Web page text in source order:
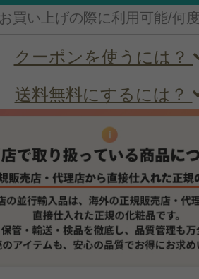
買い上げの際に利用可能/何
クーポンを使うには？
送料無料にするには？